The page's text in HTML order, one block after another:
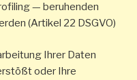
— beruhenden
(Artikel 22 DSGVO)
Ihrer Daten
oder Ihre